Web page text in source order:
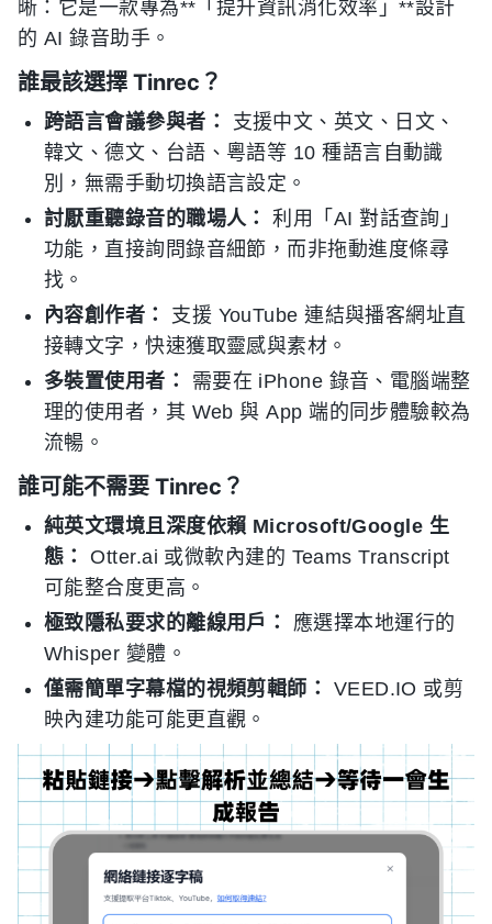
晰：它是一款專為**「提升資訊消化效率」**設計
的 AI 錄音助手。
誰最該選擇 Tinrec？
跨語言會議參與者：
支援中文、英文、日文、
韓文、德文、台語、粵語等 10 種語言自動識
別，無需手動切換語言設定。
討厭重聽錄音的職場人：
利用「AI 對話查詢」
功能，直接詢問錄音細節，而非拖動進度條尋
找。
內容創作者：
支援 YouTube 連結與播客網址直
接轉文字，快速獲取靈感與素材。
多裝置使用者：
需要在 iPhone 錄音、電腦端整
理的使用者，其 Web 與 App 端的同步體驗較為
流暢。
誰可能不需要 Tinrec？
純英文環境且深度依賴 Microsoft/Google 生
態：
Otter.ai 或微軟內建的 Teams Transcript
可能整合度更高。
極致隱私要求的離線用戶：
應選擇本地運行的
Whisper 變體。
僅需簡單字幕檔的視頻剪輯師：
VEED.IO 或剪
映內建功能可能更直觀。